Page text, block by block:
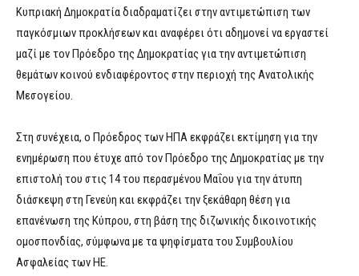
Κυπριακή Δημοκρατία διαδραματίζει στην αντιμετώπιση των
παγκόσμιων προκλήσεων και αναφέρει ότι αδημονεί να εργαστεί
μαζί με τον Πρόεδρο της Δημοκρατίας για την αντιμετώπιση
θεμάτων κοινού ενδιαφέροντος στην περιοχή της Ανατολικής
Μεσογείου.
Στη συνέχεια, ο Πρόεδρος των ΗΠΑ εκφράζει εκτίμηση για την
ενημέρωση που έτυχε από τον Πρόεδρο της Δημοκρατίας με την
επιστολή του στις 14 του περασμένου Μαΐου για την άτυπη
διάσκεψη στη Γενεύη και εκφράζει την ξεκάθαρη θέση για
επανένωση της Κύπρου, στη βάση της διζωνικής δικοινοτικής
ομοσπονδίας, σύμφωνα με τα ψηφίσματα του Συμβουλίου
Ασφαλείας των ΗΕ.